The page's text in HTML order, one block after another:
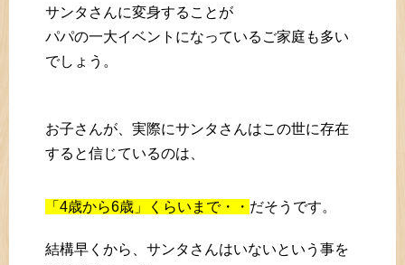
サンタさんに変身することが
パパの一大イベントになっているご家庭も多い
でしょう。
お子さんが、実際にサンタさんはこの世に存在
すると信じているのは、
「4歳から6歳」くらいまで・・ だそうです。
結構早くから、サンタさんはいないという事を